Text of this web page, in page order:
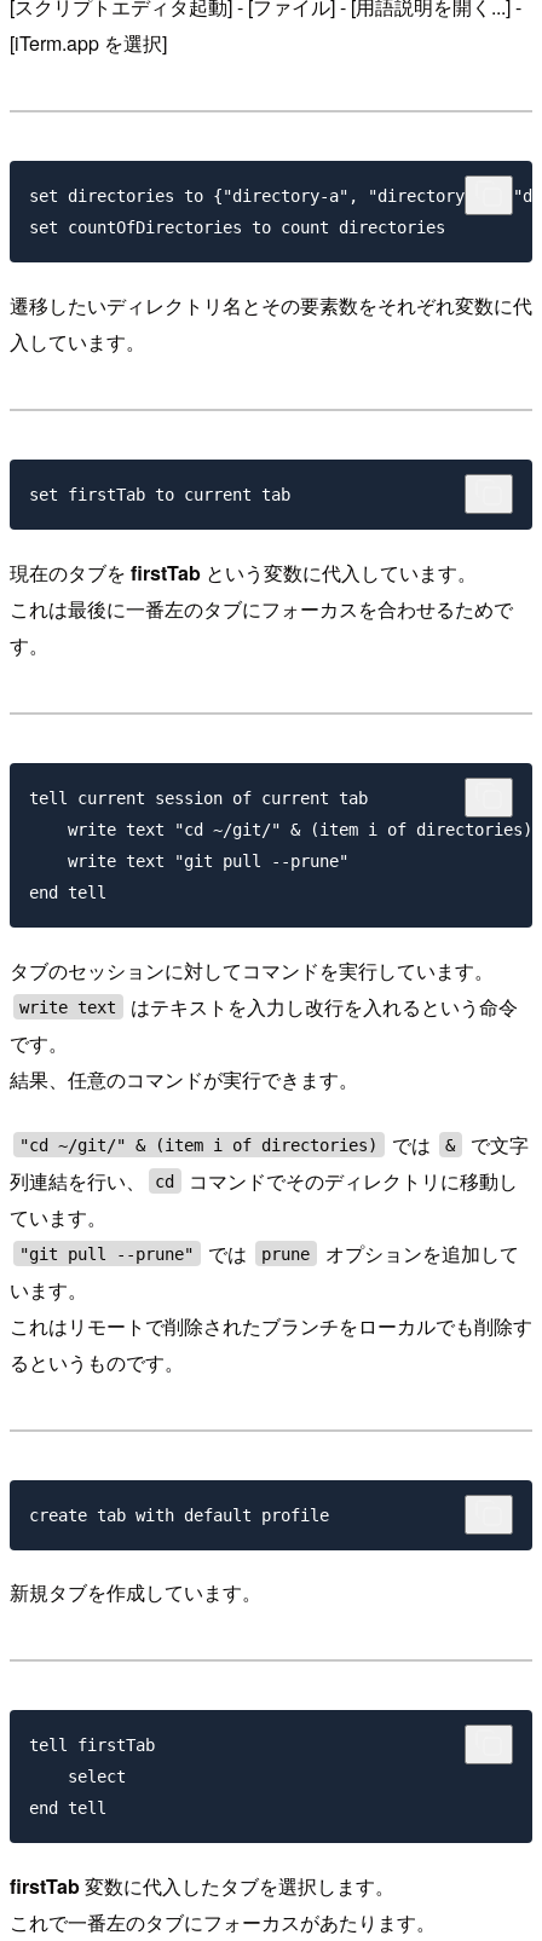
[スクリプトエディタ起動] - [ファイル] - [用語説明を開く...] -
[iTerm.app を選択]
set directories to {"directory-a", "directory-b",
遷移したいディレクトリ名とその要素数をそれぞれ変数に代
入しています。
現在のタブを firstTab という変数に代入しています。
これは最後に一番左のタブにフォーカスを合わせるためで
す。
tell current session of current tab
    write text "cd ~/git/" & (item i of directories)
    write text "git pull --prune"
タブのセッションに対してコマンドを実行しています。
write text
はテキストを入力し改行を入れるという命令
です。
結果、任意のコマンドが実行できます。
"cd ~/git/" & (item i of directories) では &
で文字
列連結を行い、
cd
コマンドでそのディレクトリに移動し
ています。
"git pull --prune" では prune
オプションを追加して
います。
これはリモートで削除されたブランチをローカルでも削除す
るというものです。
新規タブを作成しています。
tell firstTab
    select
firstTab変数に代入したタブを選択します。
これで一番左のタブにフォーカスがあたります。